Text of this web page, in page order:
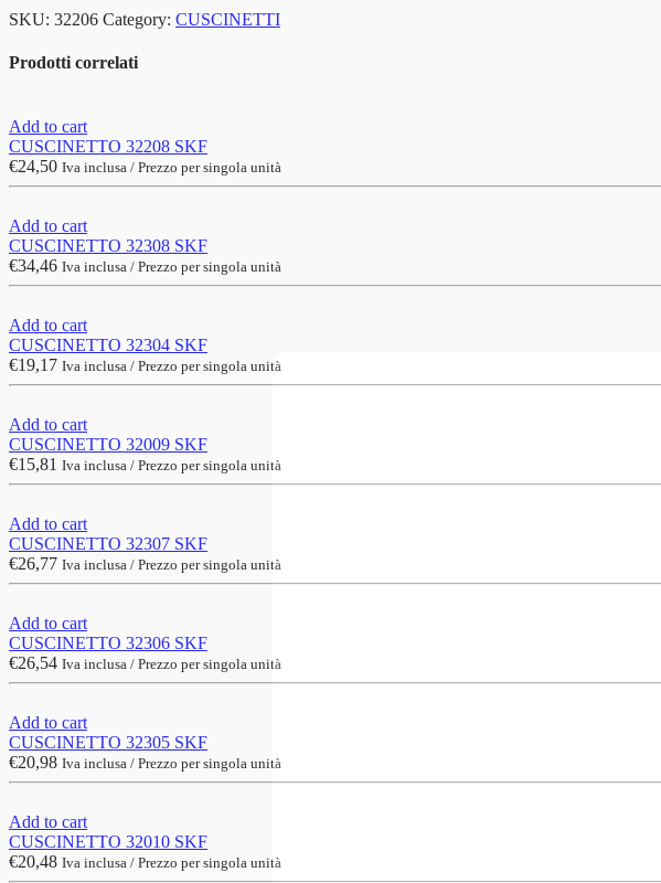
SKU: 32206 Category: CUSCINETTI
Prodotti correlati
Add to cart
CUSCINETTO 32208 SKF
€24,50 Iva inclusa / Prezzo per singola unità
Add to cart
CUSCINETTO 32308 SKF
€34,46 Iva inclusa / Prezzo per singola unità
Add to cart
CUSCINETTO 32304 SKF
€19,17 Iva inclusa / Prezzo per singola unità
Add to cart
CUSCINETTO 32009 SKF
€15,81 Iva inclusa / Prezzo per singola unità
Add to cart
CUSCINETTO 32307 SKF
€26,77 Iva inclusa / Prezzo per singola unità
Add to cart
CUSCINETTO 32306 SKF
€26,54 Iva inclusa / Prezzo per singola unità
Add to cart
CUSCINETTO 32305 SKF
€20,98 Iva inclusa / Prezzo per singola unità
Add to cart
CUSCINETTO 32010 SKF
€20,48 Iva inclusa / Prezzo per singola unità